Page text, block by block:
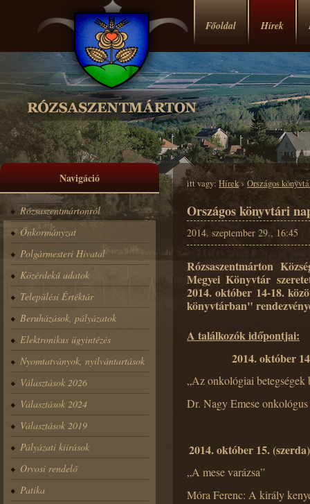
Főoldal Hírek
Navigáció
Rózsaszentmártonról
Önkormányzat
Polgármesteri Hivatal
Közérdekű adatok
Települési Értéktár
Beruházások, pályázatok
Elektronikus ügyintézés
Nyomtatványok, nyilvántartások
Választások 2026
Választások 2024
Választások 2019
Pályázati kiírások
Orvosi rendelő
Patika
itt vagy: Hírek›Országos
Országos könyvtári
2014. szeptember 29., 16:45
Rózsaszentmárton
Megyei Könyvtár
2014. október 14-18.
könyvtárban"
A találkozók időpontjai:
2014. október
„Az onkológiai betegségek
Dr. Nagy Emese
2014. október 15.
„A mese varázsa”
Móra Ferenc: A király